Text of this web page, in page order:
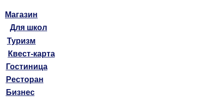
Магазин
Для школ
Туризм
Квест-карта
Гостиница
Ресторан
Бизнес